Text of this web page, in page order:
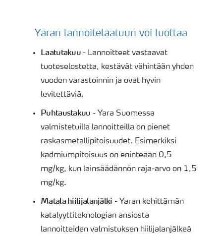
Yaran lannoitelaatuun voi luottaa
Laatutakuu - Lannoitteet vastaavat
tuoteselostetta, kestävät vähintään yhden
vuoden varastoinnin ja ovat hyvin
levitettäviä.
Puhtaustakuu - Yara Suomessa
valmistetuilla lannoitteilla on pienet
raskasmetallipitoisuudet. Esimerkiksi
kadmiumpitoisuus on eninteään 0,5
mg/kg, kun lainsäädännön raja-arvo on 1,5
mg/kg.
Matala hiilijalanjälki - Yaran kehittämän
katalyyttiteknologian ansiosta
lannoitteiden valmistuksen hiilijalanjälkeä